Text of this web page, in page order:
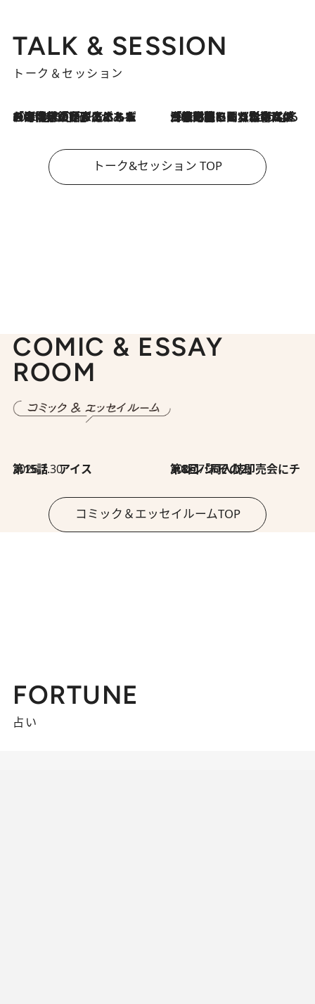
TALK & SESSION
トーク＆セッション
2026.8.3
「今後値上げがあるとすれば…」「リスクがあるのは今年の冬」エネルギー専門家が語る、ホルムズ海峡封鎖が家庭にもたらす“ある心配” 2026.8.3
「住宅建てられない…」「サーチャージ料の高値が続いている」ホルムズ海峡封鎖による影響はいつまで続く？《エネルギー専門家に聞く“どうなる日本の暮らし”》
トーク&セッション TOP
COMIC & ESSAY
ROOM
2026.7.30
第15話 アイス 2026.7.30
第8回「同人誌即売会にチャレンジ その2」
コミック＆エッセイルームTOP
FORTUNE
占い